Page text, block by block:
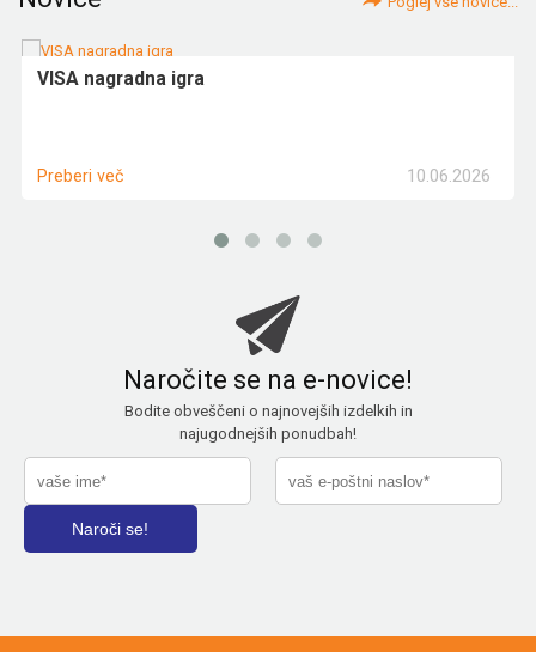
VISA nagradna igra
10.06.2026
Preberi več
Naročite se na e-novice!
Bodite obveščeni o najnovejših izdelkih in
najugodnejših ponudbah!